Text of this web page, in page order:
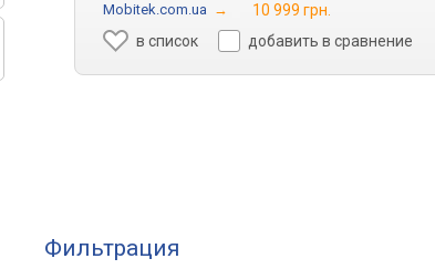
Mobitek.com.ua →
10 999 грн.
в список
добавить в сравнение
Фильтрация